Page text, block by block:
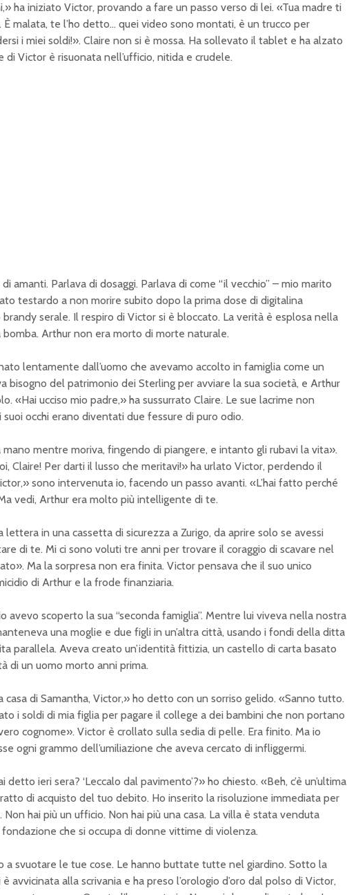
ha iniziato Victor, provando a fare un passo verso di lei. «Tua madre ti
È malata, te l’ho detto… quei video sono montati, è un trucco per
i miei soldi!». Claire non si è mossa. Ha sollevato il tablet e ha alzato
di Victor è risuonata nell’ufficio, nitida e crudele.
amanti. Parlava di dosaggi. Parlava di come “il vecchio” – mio marito
testardo a non morire subito dopo la prima dose di digitalina
brandy serale. Il respiro di Victor si è bloccato. La verità è esplosa nella
bomba. Arthur non era morto di morte naturale.
lentamente dall’uomo che avevamo accolto in famiglia come un
bisogno del patrimonio dei Sterling per avviare la sua società, e Arthur
«Hai ucciso mio padre,» ha sussurrato Claire. Le sue lacrime non
suoi occhi erano diventati due fessure di puro odio.
mentre moriva, fingendo di piangere, e intanto gli rubavi la vita».
Claire! Per darti il lusso che meritavi!» ha urlato Victor, perdendo il
sono intervenuta io, facendo un passo avanti. «L’hai fatto perché
vedi, Arthur era molto più intelligente di te.
lettera in una cassetta di sicurezza a Zurigo, da aprire solo se avessi
di te. Mi ci sono voluti tre anni per trovare il coraggio di scavare nel
Ma la sorpresa non era finita. Victor pensava che il suo unico
di Arthur e la frode finanziaria.
avevo scoperto la sua “seconda famiglia”. Mentre lui viveva nella nostra
una moglie e due figli in un’altra città, usando i fondi della ditta
parallela. Aveva creato un’identità fittizia, un castello di carta basato
di un uomo morto anni prima.
casa di Samantha, Victor,» ho detto con un sorriso gelido. «Sanno tutto.
i soldi di mia figlia per pagare il college a dei bambini che non portano
cognome». Victor è crollato sulla sedia di pelle. Era finito. Ma io
ogni grammo dell’umiliazione che aveva cercato di infliggermi.
detto ieri sera? ‘Leccalo dal pavimento’?» ho chiesto. «Beh, c’è un’ultima
di acquisto del tuo debito. Ho inserito la risoluzione immediata per
hai più un ufficio. Non hai più una casa. La villa è stata venduta
che si occupa di donne vittime di violenza.
a svuotare le tue cose. Le hanno buttate tutte nel giardino. Sotto la
è avvicinata alla scrivania e ha preso l’orologio d’oro dal polso di Victor,